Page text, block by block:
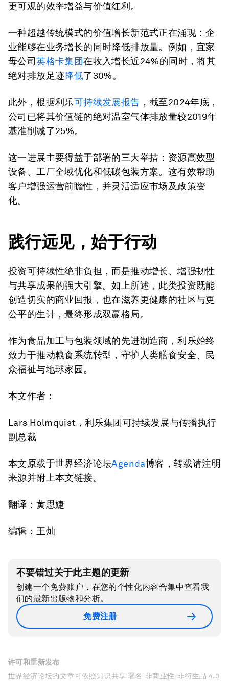
更可观的效率增益与价值红利。
一种超越传统模式的价值增长新范式正在涌现：企
业能够在业务增长的同时降低排放量。例如，宜家
母公司英格卡集团在收入增长近24%的同时，将其
绝对排放足迹降低了30%。
此外，根据利乐可持续发展报告 ，截至2024年底，
公司已将其价值链的绝对温室气体排放量较2019年
基准削减了25%。
这一进展主要得益于部署的三大举措：资源高效型
设备、工厂全域优化和低碳包装方案。这有效帮助
客户增强运营前瞻性，并灵活适应市场及政策变
化。
践行远见，始于行动
投资可持续性绝非负担，而是推动增长、增强韧性
与共享成果的强大引擎。如上所述，此类投资既能
创造切实的商业回报，也在滋养更健康的社区与更
公平的生计，最终形成双赢格局。
作为食品加工与包装领域的先进制造商，利乐始终
致力于推动粮食系统转型，守护人类膳食安全、民
众福祉与地球家园。
本文作者：
Lars Holmquist，利乐集团可持续发展与传播执行
副总裁
本文原载于世界经济论坛Agenda博客，转载请注明
来源并附上本文链接。
翻译：黄思婕
编辑：王灿
不要错过关于此主题的更新
创建一个免费账户，在您的个性化内容合集中查看我
们的最新出版物和分析。
免费注册
许可和重新发布
世界经济论坛的文章可依照知识共享 署名-非商业性-非衍生品 4.0